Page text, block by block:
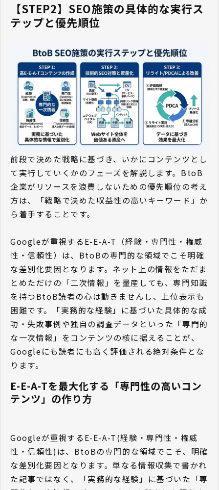
【STEP2】SEO施策の具体的な実行ス
テップと優先順位
前段で決めた戦略に基づき、いかにコンテンツとし
て実行していくかのフェーズを解説します。BtoB
企業がリソースを浪費しないための優先順位の考え
方は、「戦略で決めた収益性の高いキーワード」か
ら着手することです。
Googleが重視するE-E-A-T（経験・専門性・権威
性・信頼性）は、BtoBの専門的な領域でこそ明確
な差別化要因となります。ネット上の情報をただま
とめただけの「二次情報」を量産しても、専門知識
を持つBtoB読者の心は動きませんし、上位表示も
困難です。「実務的な経験」に基づいた具体的な成
功・失敗事例や独自の調査データといった「専門的
な一次情報」をコンテンツの核に据えることが、
Googleにも読者にも高く評価される絶対条件とな
ります。
E-E-A-Tを最大化する「専門性の高いコン
テンツ」の作り方
Googleが重視するE-E-A-T(経験・専門性・権威
性・信頼性)は、BtoBの専門的な領域でこそ、明確
な差別化要因となります。単なる情報収集で書かれ
た記事ではなく、「実務的な経験」に基づいた「専